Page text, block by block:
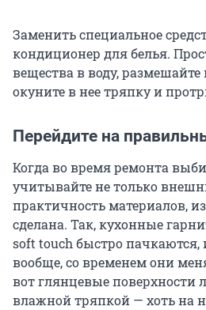
Заменить специальное
кондиционер для белья.
вещества в воду, размешайте
окуните в нее тряпку и
Перейдите на
Когда во время ремонта
учитывайте не только
практичность материалов,
сделана. Так, кухонные
soft touch быстро
вообще, со временем они
вот глянцевые поверхности
влажной тряпкой — хоть на